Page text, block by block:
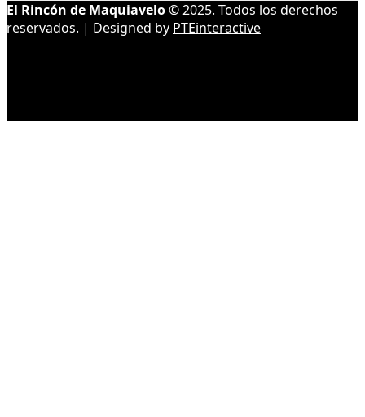
El Rincón de Maquiavelo© 2025. Todos los derechos
reservados. | Designed by PTEinteractive